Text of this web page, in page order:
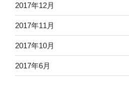
2017年12月
2017年11月
2017年10月
2017年6月